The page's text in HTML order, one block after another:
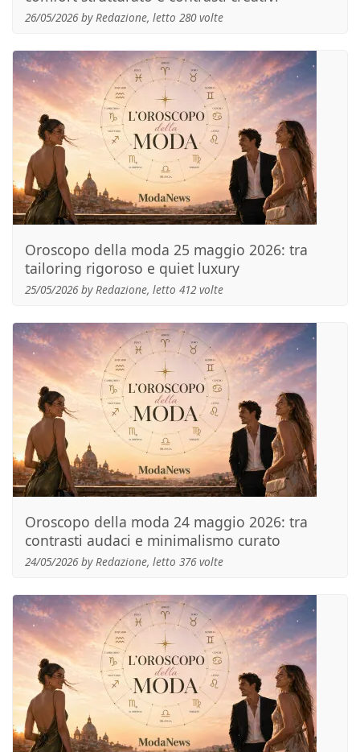
26/05/2026 by Redazione, letto 280 volte
Oroscopo della moda 25 maggio 2026: tra
tailoring rigoroso e quiet luxury
25/05/2026 by Redazione, letto 412 volte
Oroscopo della moda 24 maggio 2026: tra
contrasti audaci e minimalismo curato
24/05/2026 by Redazione, letto 376 volte